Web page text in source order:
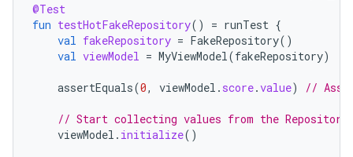
@Test
fun testHotFakeRepository() = runTest {
val fakeRepository = FakeRepository()
val viewModel = MyViewModel(fakeRepository)
assertEquals(0, viewModel . score.value) //
// Start collecting values from the Repository
viewModel . initialize()